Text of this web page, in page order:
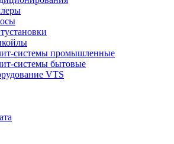
системы промышленные
системы бытовые
VTS